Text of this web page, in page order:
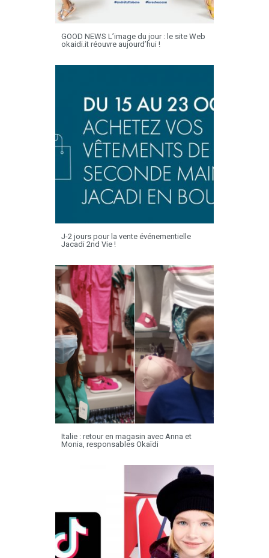
GOOD NEWS L’image du jour : le site Web
okaidi.it réouvre aujourd’hui !
J-2 jours pour la vente événementielle
Jacadi 2nd Vie !
Italie : retour en magasin avec Anna et
Monia, responsables Okaïdi